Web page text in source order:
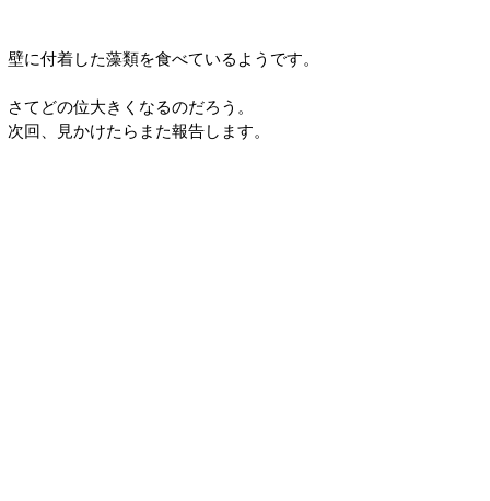
壁に付着した藻類を食べているようです。
さてどの位大きくなるのだろう。
次回、見かけたらまた報告します。